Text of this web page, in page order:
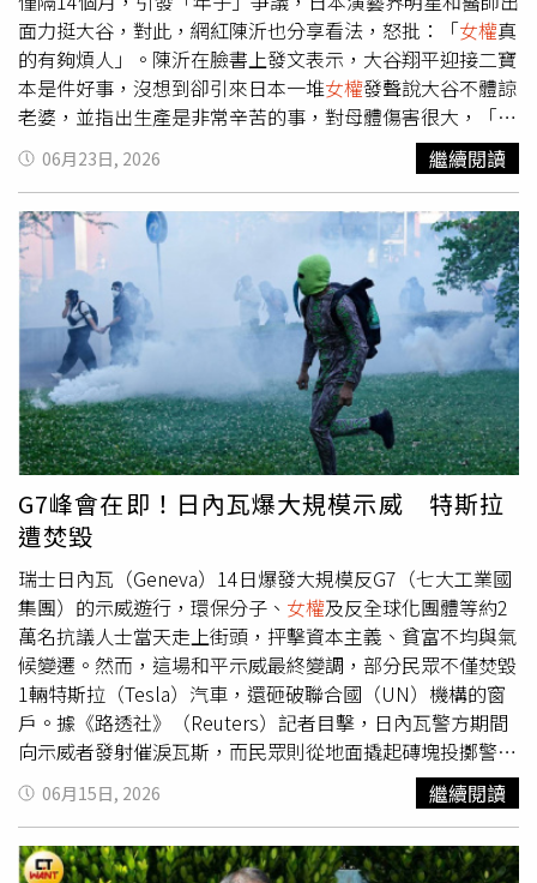
面力挺大谷，對此，網紅陳沂也分享看法，怒批：「女權真
的有夠煩人」。陳沂在臉書上發文表示，大谷翔平迎接二寶
本是件好事，沒想到卻引來日本一堆女權發聲說大谷不體諒
老婆，並指出生產是非常辛苦的事，對母體傷害很大，「產
後半年就讓老婆懷孕，只是為了滿足自己的生涯規劃。自己
的身體就很在乎，老婆就可以隨便消耗。」對此，陳沂直
言：「女權真的有夠煩人的！」她提到這些說法好像把真美
子當作被大谷翔平壓迫的人一樣，「人家高興連續生兩胎，
到底關你們P事啊！」陳沂接著說明以前古人沒事做，整天
在生小孩，身體還不是好好的，台灣竟有不紅的網紅稱不能
拿這個類比，還表示以前別無選擇，現在文明社會應該意識
到要給女性足夠的恢復休養時間。陳沂則反駁：「這件事的
重點只有，人家爽就好，傷的又不是妳的身體。」她強調這
是女性自己為自己做的選擇，「不要整天幻想是男人逼的好
嗎？」貼文一出後引發網友熱議，「月薪3萬的在擔心年薪
30億的，真的幽默」、「基因好！多生幾個又不行了」、
「真的耶關他們屁事啊～人家夫妻好就好」。事實上對於外
界批評，日本演藝界多數明星和醫師包括漫畫家倉田真由
美、搞笑藝人江原正洋、婦產科名醫宋美玄以及前AV天后蒼
井空，也都發文出面力挺大谷。
06月23日, 2026 繼續閱讀
G7峰會在即！日內瓦爆大規模示威 特斯拉
遭焚毀
瑞士日內瓦（Geneva）14日爆發大規模反G7（七大工業國
集團）的示威遊行，環保分子、 女權及反全球化團體等約2
萬名抗議人士當天走上街頭，抨擊資本主義、貧富不均與氣
候變遷。然而，這場和平示威最終變調，部分民眾不僅焚毀
1輛特斯拉（Tesla）汽車，還砸破聯合國（UN）機構的窗
戶。據《路透社》（Reuters）記者目擊，日內瓦警方期間
向示威者發射催淚瓦斯，而民眾則從地面撬起磚塊投擲警
方。多年來，G7的峰會經常伴隨抗議活動，許多示威者利
用峰會場合表達對資本主義、全球化、氣候變遷及社會不平
等問題的不滿。示威者表示，他們之所以前來抗議，是因為
G7象徵著政治與經濟權力的高度集中。就在上週，特斯拉
06月15日, 2026 繼續閱讀